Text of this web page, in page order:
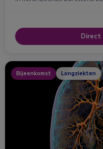
Direct
Bijeenkomst Longziekten